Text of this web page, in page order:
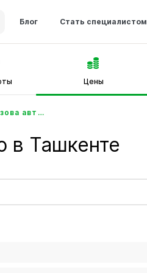
Блог Стать специалистом
Цены
Стоимость ремонта кузова авто в Ташкенте - Ustabor.uz
в Ташкенте